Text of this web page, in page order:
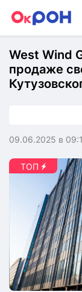
West Wind
продаже
09.06.2025 в